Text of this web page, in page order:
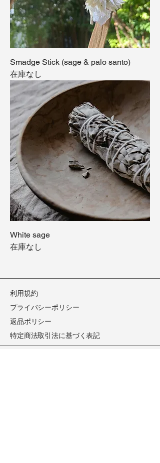
Smadge Stick (sage & palo santo)
在庫なし
White sage
在庫なし
​利用規約
​プライバシーポリシー
​返品ポリシー
​特定商法取引法に基づく表記